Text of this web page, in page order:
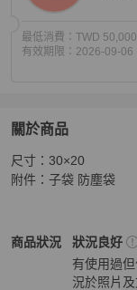
最低消費： TWD 50,000
有效期限： 2026-09-06
關於商品
關於 ✨Dior迪奧｜
尺寸：30×20
附件：子袋 防塵袋
商品狀況
Dior女包商品狀態與細
狀況良好
有使用過
況於照片